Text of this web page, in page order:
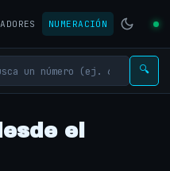
NUMERACIÓN
🔍
el